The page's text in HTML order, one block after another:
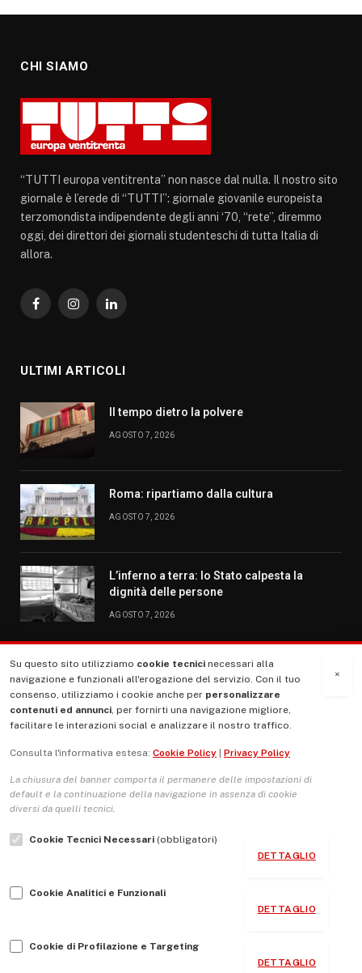
CHI SIAMO
“TUTTI europa ventitrenta” non nasce dal nulla. Il nostro sito
giornale è l’erede di “TUTTI”: giornale giovanile europeista
terzomondista indipendente degli anni ‘70, “rete”, diremmo
oggi, dei direttori dei giornali studenteschi di tutta Italia di
allora.
FacebookInstagramLinkedIn
ULTIMI ARTICOLI
Il tempo dietro la polvere
AGOSTO 7, 2026
Roma: ripartiamo dalla cultura
AGOSTO 7, 2026
L’inferno a terra: lo Stato calpesta la
dignità delle persone
AGOSTO 7, 2026
MENU
La Nostra Storia
Le Copertine
L’Associazione
Indirizzo Socio Politico Culturale
Guida per le autrici e gli autori
×
Su questo sito utilizziamo cookie tecnici necessari alla
navigazione e funzionali all'erogazione del servizio. Con il tuo
consenso, utilizziamo i cookie anche per personalizzare
contenuti ed annunci, per fornirti una navigazione migliore,
facilitare le interazioni social e analizzare il nostro traffico.
Consulta l'informativa estesa: Cookie Policy Privacy Policy
La chiusura del banner comporta il permanere delle impostazioni di
default e la continuazione della navigazione in assenza di cookie
diversi da quelli tecnici.
Cookie Tecnici Necessari (obbligatori)
DETTAGLIO
Cookie Analitici e Funzionali
DETTAGLIO
Cookie di Profilazione e Targeting
DETTAGLIO